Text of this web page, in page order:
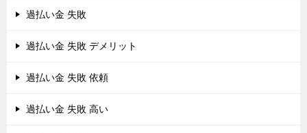
過払い金 失敗
過払い金 失敗 デメリット
過払い金 失敗 依頼
過払い金 失敗 高い